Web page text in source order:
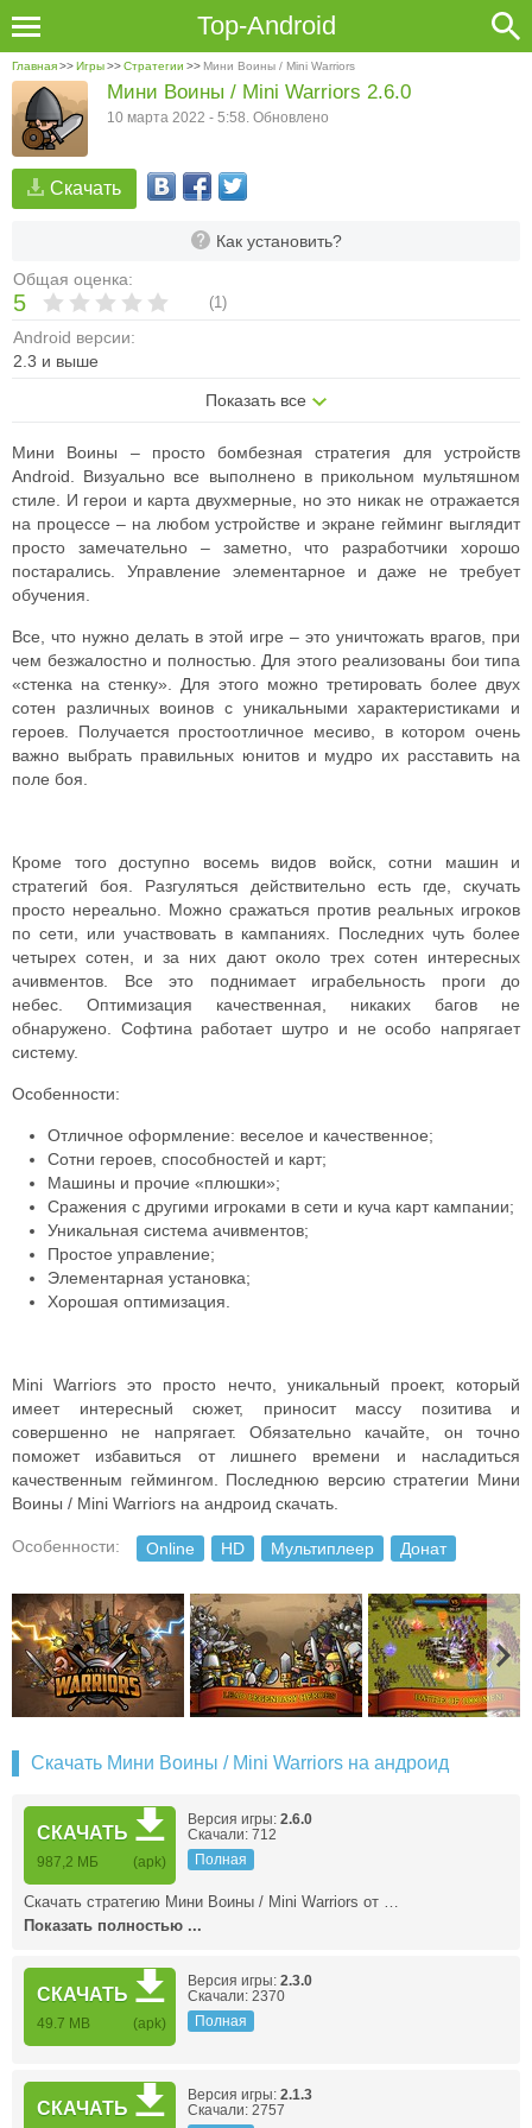
Top-Android
Главная>>Игры>>Стратегии >> Мини Воины / Mini Warriors
Скачать
Как установить?
Общая оценка:
5 (1)
Android версии:
2.3 и выше
Показать все
Мини Воины / Mini Warriors 2.6.0
10 марта 2022 - 5:58. Обновлено
Мини Воины – просто бомбезная стратегия для устройств
Android. Визуально все выполнено в прикольном мультяшном
стиле. И герои и карта двухмерные, но это никак не отражается
на процессе – на любом устройстве и экране гейминг выглядит
просто замечательно – заметно, что разработчики хорошо
постарались. Управление элементарное и даже не требует
обучения.
Все, что нужно делать в этой игре – это уничтожать врагов, при
чем безжалостно и полностью. Для этого реализованы бои типа
«стенка на стенку». Для этого можно третировать более двух
сотен различных воинов с уникальными характеристиками и
героев. Получается простоотличное месиво, в котором очень
важно выбрать правильных юнитов и мудро их расставить на
поле боя.
Кроме того доступно восемь видов войск, сотни машин и
стратегий боя. Разгуляться действительно есть где, скучать
просто нереально. Можно сражаться против реальных игроков
по сети, или участвовать в кампаниях. Последних чуть более
четырех сотен, и за них дают около трех сотен интересных
ачивментов. Все это поднимает играбельность проги до
небес. Оптимизация качественная, никаких багов не
обнаружено. Софтина работает шутро и не особо напрягает
систему.
Особенности:
Отличное оформление: веселое и качественное;
Сотни героев, способностей и карт;
Машины и прочие «плюшки»;
Сражения с другими игроками в сети и куча карт кампании;
Уникальная система ачивментов;
Простое управление;
Элементарная установка;
Хорошая оптимизация.
Mini Warriors это просто нечто, уникальный проект, который
имеет интересный сюжет, приносит массу позитива и
совершенно не напрягает. Обязательно качайте, он точно
поможет избавиться от лишнего времени и насладиться
качественным геймингом. Последнюю версию стратегии Мини
Воины / Mini Warriors на андроид скачать.
Особенности: Online HD Мультиплеер Донат
Скачать Мини Воины / Mini Warriors на андроид
СКАЧАТЬ
987,2 МБ (apk)
Версия игры: 2.6.0
Скачали: 712
Полная
Скачать стратегию Мини Воины / Mini Warriors от …
Показать полностью ...
СКАЧАТЬ
49.7 MB (apk)
Версия игры: 2.3.0
Скачали: 2370
Полная
СКАЧАТЬ
Версия игры: 2.1.3
Скачали: 2757